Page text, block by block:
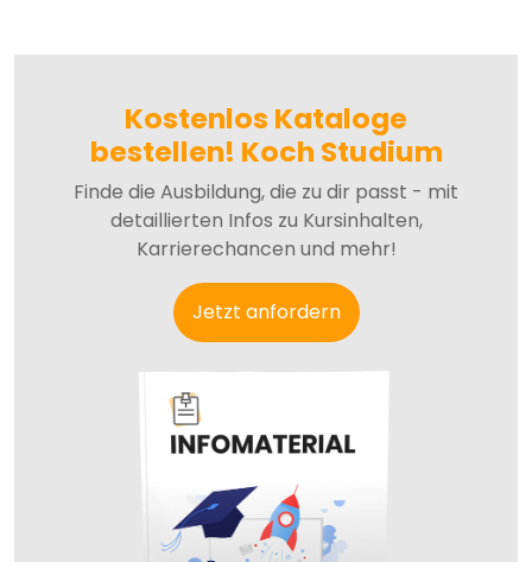
Kostenlos Kataloge
bestellen! Koch Studium
Finde die Ausbildung, die zu dir passt - mit
detaillierten Infos zu Kursinhalten,
Karrierechancen und mehr!
Jetzt anfordern